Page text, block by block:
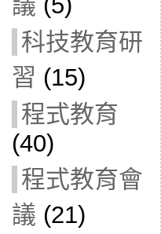
科技教育研
習 (15)
程式教育
(40)
程式教育會
議 (21)